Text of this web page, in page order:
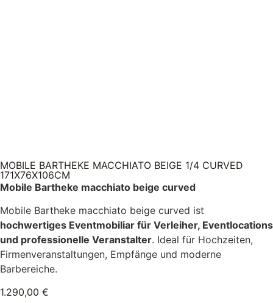
MOBILE BARTHEKE MACCHIATO BEIGE 1/4 CURVED
171X76X106CM
Mobile Bartheke macchiato beige curved
Mobile Bartheke macchiato beige curved ist
hochwertiges Eventmobiliar für Verleiher, Eventlocations
und professionelle Veranstalter. Ideal für Hochzeiten,
Firmenveranstaltungen, Empfänge und moderne
Barbereiche.
1.290,00 €